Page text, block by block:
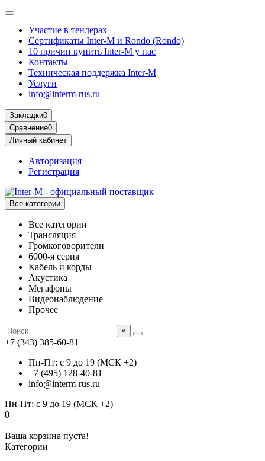
Участие в тендерах
Сертификаты Inter-M и Rondo (Rondo)
10 причин купить Inter-M у нас
Контакты
Техническая поддержка Inter-M
Услуги
info@interm-rus.ru
Закладки0
Сравнение0
Личный кабинет
Авторизация
Регистрация
Все категории
Все категории
Трансляция
Громкоговорители
6000-я серия
Кабель и корды
Акустика
Мегафоны
Видеонаблюдение
Прочее
×
+7 (343) 385-60-81
Пн-Пт: с 9 до 19 (МСК +2)
+7 (495) 128-40-81
info@interm-rus.ru
Пн-Пт: с 9 до 19 (МСК +2)
0
Ваша корзина пуста!
Категории